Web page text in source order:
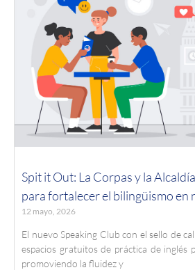
Spit it Out: La Corpas y la
para fortalecer el bilingüismo en
12 mayo, 2026
El nuevo Speaking Club con el sello de
espacios gratuitos de práctica de inglés
promoviendo la fluidez y